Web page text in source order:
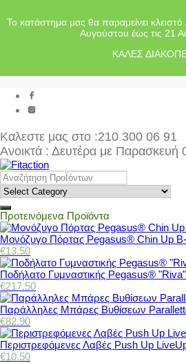
Το κατάστημα μας θα παραμείνει
Αυγούστου έως τις 21
ΚΑΛΕΣ
Καλεστε μας στο :210 300 06 91
Ανοικτά : Δευτέρα με Παρασκευή
Προτεινόμενα Προϊόντα
Μονόζυγο Πόρτας Pegasus® Chin Up
€13.50
Ποδήλατο Γυμναστικής Pegasus®
€217.50
Παράλληλες Μπάρες Βυθίσεων
€82.90
Περιστρεφόμενες Λαβές Push Up
€10.50